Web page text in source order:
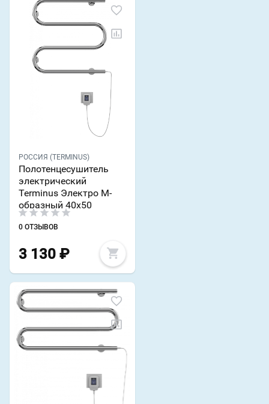
РОССИЯ (TERMINUS)
Полотенцесушитель
электрический
Terminus Электро М-
образный 40x50
0 ОТЗЫВОВ
3 130 ₽